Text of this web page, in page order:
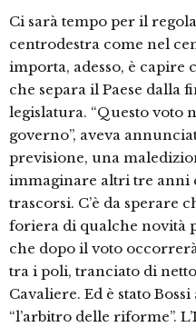
Ci sarà tempo per il
centrodestra come nel
importa, adesso, è capire
che separa il Paese dalla
legislatura. “Questo voto
governo”, aveva
previsione, una
immaginare altri tre anni
trascorsi. C’è da sperare
foriera di qualche novità
che dopo il voto
tra i poli, tranciato di
Cavaliere. Ed è stato
“l’arbitro delle riforme”.